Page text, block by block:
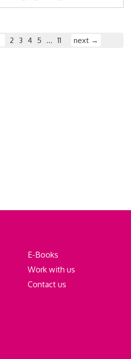
2 3 4 5 ... 11 next →
E-Books
Work with us
Contact us